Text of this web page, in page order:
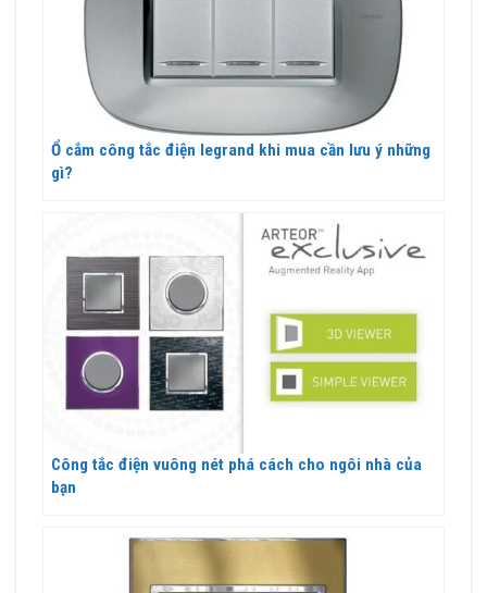
Ổ cắm công tắc điện legrand khi mua cần lưu ý những
gì?
Công tắc điện vuông nét phá cách cho ngôi nhà của
bạn